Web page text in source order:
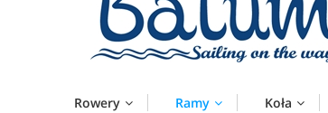
Rowery Ramy Koła